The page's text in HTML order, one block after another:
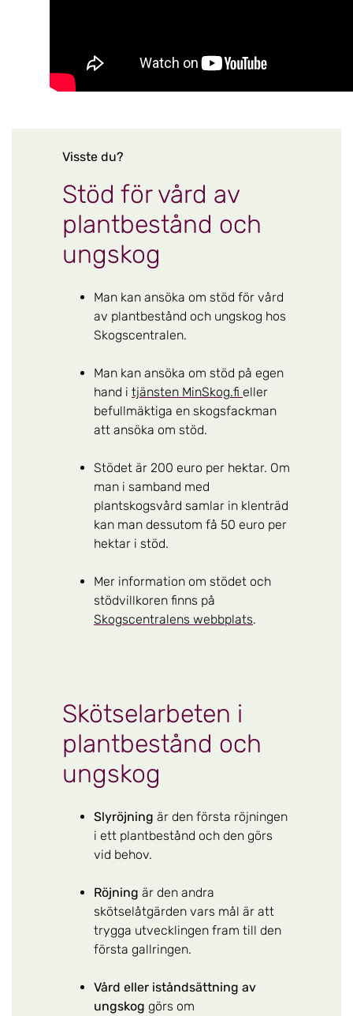
Visste du?
Stöd för vård av
plantbestånd och
ungskog
Man kan ansöka om stöd för vård
av plantbestånd och ungskog hos
Skogscentralen.
Man kan ansöka om stöd på egen
hand i tjänsten MinSkog.fi eller
befullmäktiga en skogsfackman
att ansöka om stöd.
Stödet är 200 euro per hektar. Om
man i samband med
plantskogsvård samlar in klenträd
kan man dessutom få 50 euro per
hektar i stöd.
Mer information om stödet och
stödvillkoren finns på
Skogscentralens webbplats.
Skötselarbeten i
plantbestånd och
ungskog
Slyröjning är den första röjningen
i ett plantbestånd och den görs
vid behov.
Röjning är den andra
skötselåtgärden vars mål är att
trygga utvecklingen fram till den
första gallringen.
Vård eller iståndsättning av
ungskog görs om